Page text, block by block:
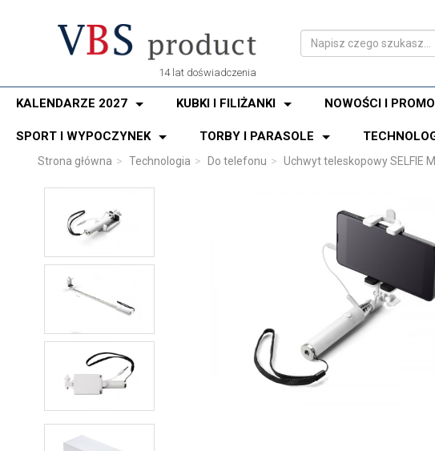
14 lat doświadczenia
KALENDARZE 2027 KUBKI I FILIŻANKI NOWOŚCI I
SPORT I WYPOCZYNEK TORBY I PARASOLE
Strona główna Technologia Do telefonu Uchwyt teleskopowy SELFIE